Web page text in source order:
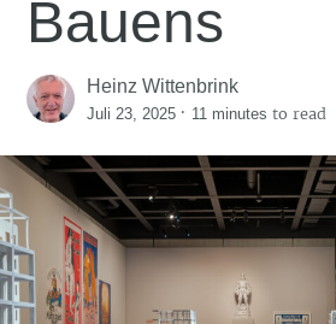
Bauens
Heinz Wittenbrink
Juli 23, 2025 · 11 minutes to read